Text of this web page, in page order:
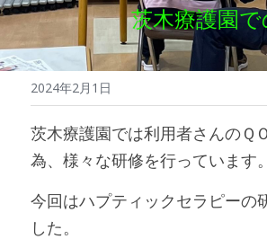
茨木療護園
2024年2月1日
茨木療護園では利用者さんのＱ
為、様々な研修を行っています。
今回はハプティックセラピーの
した。